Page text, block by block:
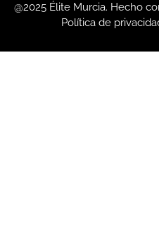
@2025 Élite Murcia. Hecho
Política de